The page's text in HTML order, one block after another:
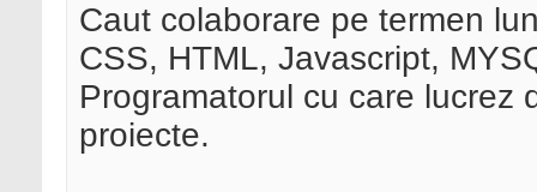
Caut colaborare pe termen
CSS, HTML, Javascript,
Programatorul cu care lucrez
proiecte.